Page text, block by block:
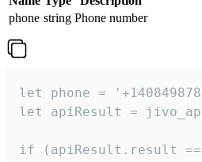
phone string Phone number
let phone =
let apiResult =
if (apiResult.result